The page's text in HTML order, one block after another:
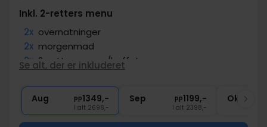
Inkl. 2-retters menu
2x overnatninger
2x morgenmad
2x 2-retters menu/buffet
∞ Gratis internet
Se alt, der er inkluderet
Aug pp1349,-
I alt 2698,-
Sep pp1199,-
I alt 2398,-
Okt